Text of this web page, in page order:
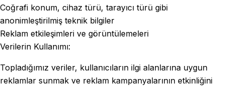
Coğrafi konum, cihaz türü, tarayıcı türü gibi
anonimleştirilmiş teknik bilgiler
Reklam etkileşimleri ve görüntülemeleri
Verilerin Kullanımı:
Topladığımız veriler, kullanıcıların ilgi alanlarına uygun
reklamlar sunmak ve reklam kampanyalarının etkinliğini